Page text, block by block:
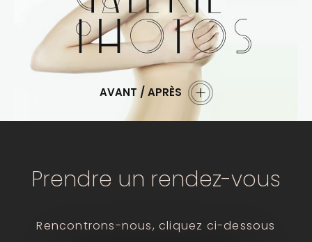
AVANT / APRÈS
Prendre un rendez-vous
Rencontrons-nous, cliquez ci-dessous